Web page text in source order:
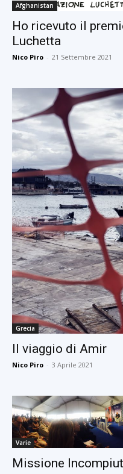
Afghanistan
Ho ricevuto il
Luchetta
Nico Piro - 21 Settembre 2021
Grecia
Il viaggio di Amir
Nico Piro - 3 Aprile 2021
Varie
Missione